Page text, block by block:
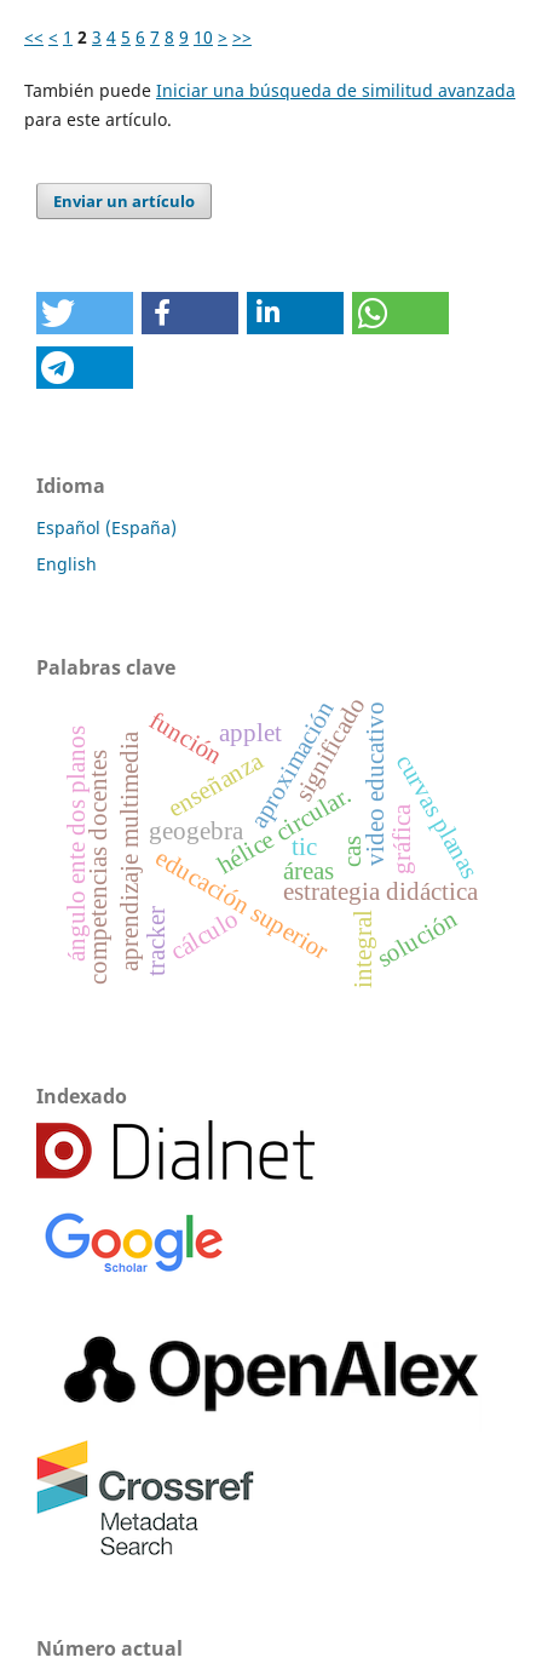
<< < 1 2 3 4 5 6 7 8 9 10 > >>
También puede Iniciar una búsqueda de similitud avanzada
para este artículo.
Enviar un artículo
Idioma
Español (España)
English
Palabras clave
educación superiorestrategia didáctica
geogebrahélice circular.video educativo
aprendizaje multimedia áreas
aproximación
enseñanza curvas planas
significado
integral
función
solución
cálculo
gráfica
applet
cas
tic
competencias docentes tracker
ángulo ente dos planos
Indexado
Número actual